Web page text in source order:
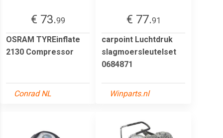
€ 73.99
OSRAM TYREinflate
2130 Compressor
Conrad NL
€ 77.91
carpoint Luchtdruk
slagmoersleutelset
0684871
Winparts.nl